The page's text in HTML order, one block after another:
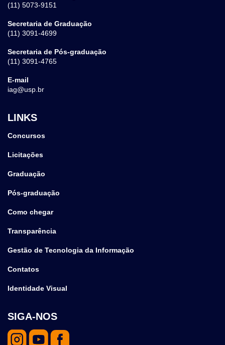
(11) 5073-9151
Secretaria de Graduação
(11) 3091-4699
Secretaria de Pós-graduação
(11) 3091-4765
E-mail
iag@usp.br
LINKS
Concursos
Licitações
Graduação
Pós-graduação
Como chegar
Transparência
Gestão de Tecnologia da Informação
Contatos
Identidade Visual
SIGA-NOS